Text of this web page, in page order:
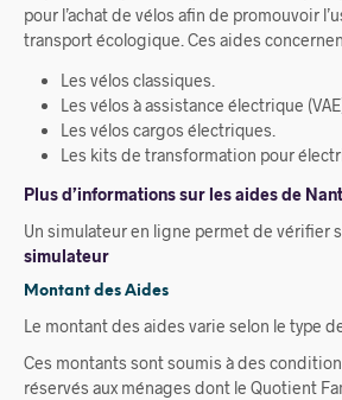
pour l’achat de vélos afin de promouvoir
transport écologique. Ces aides
Les vélos classiques.
Les vélos à assistance électrique
Les vélos cargos électriques.
Les kits de transformation pour
Plus d’informations sur les aides de
Un simulateur en ligne permet de vérifier
simulateur
Montant des Aides
Le montant des aides varie selon le type
Ces montants sont soumis à des
réservés aux ménages dont le Quotient